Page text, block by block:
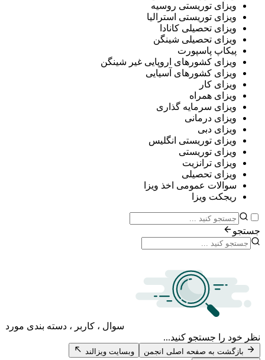
توریستی روسیه
توریستی استرالیا
تحصیلی کانادا
تحصیلی شینگن
پاسپورت
کشورهای اروپایی غیر شینگن
کشورهای آسیایی
کار
همراه
سرمایه گذاری
درمانی
دبی
توریستی انگلیس
توریستی
ترانزیت
تحصیلی
عمومی اخذ ویزا
ویزا
سوال ، کاربر ، دسته بندی مورد
جستجو کنید...
به صفحه اصلی انجمن وبسایت ویزالند